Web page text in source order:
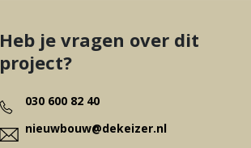
Heb je vragen over dit
project?
030 600 82 40
nieuwbouw@dekeizer.nl